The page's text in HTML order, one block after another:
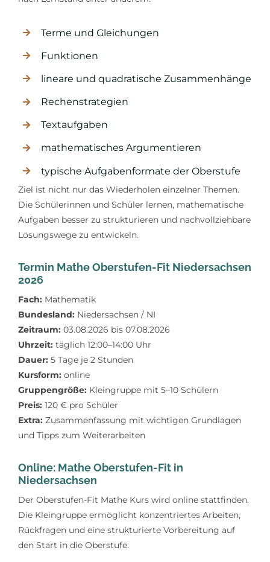
Terme und Gleichungen
Funktionen
lineare und quadratische Zusammenhänge
Rechenstrategien
Textaufgaben
mathematisches Argumentieren
typische Aufgabenformate der Oberstufe
Ziel ist nicht nur das Wiederholen einzelner Themen.
Die Schülerinnen und Schüler lernen, mathematische
Aufgaben besser zu strukturieren und nachvollziehbare
Lösungswege zu entwickeln.
Termin Mathe Oberstufen-Fit Niedersachsen
2026
Fach:Mathematik
Bundesland:Niedersachsen / NI
Zeitraum:03.08.2026 bis 07.08.2026
Uhrzeit:täglich 12:00–14:00 Uhr
Dauer:5 Tage je 2 Stunden
Kursform:online
Gruppengröße:Kleingruppe mit 5–10 Schülern
Preis:120 € pro Schüler
Extra:Zusammenfassung mit wichtigen Grundlagen
und Tipps zum Weiterarbeiten
Online: Mathe Oberstufen-Fit in
Niedersachsen
Der Oberstufen-Fit Mathe Kurs wird online stattfinden.
Die Kleingruppe ermöglicht konzentriertes Arbeiten,
Rückfragen und eine strukturierte Vorbereitung auf
den Start in die Oberstufe.